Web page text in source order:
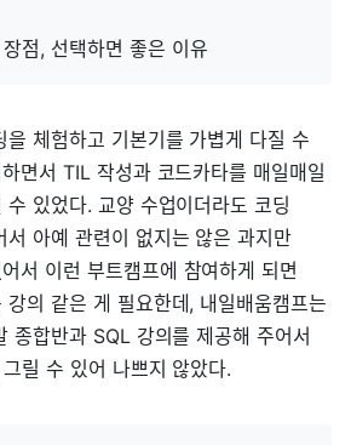
점, 선택하면 좋은 이유
을 체험하고 기본기를 가볍게 다질 수
면서 TIL 작성과 코드카타를 매일매일
있었다. 교양 수업이더라도 코딩
서 아예 관련이 없지는 않은 과지만
서 이런 부트캠프에 참여하게 되면
강의 같은 게 필요한데, 내일배움캠프는
종합반과 SQL 강의를 제공해 주어서
릴 수 있어 나쁘지 않았다.